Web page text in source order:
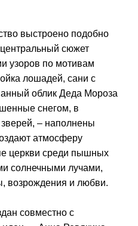
выстроено подобно
сюжет
узоров по мотивам
лошадей, сани с
облик Деда Мороза
снегом, в
– наполнены
атмосферу
церкви среди пышных
солнечными лучами,
возрождения и любви.
совместно с